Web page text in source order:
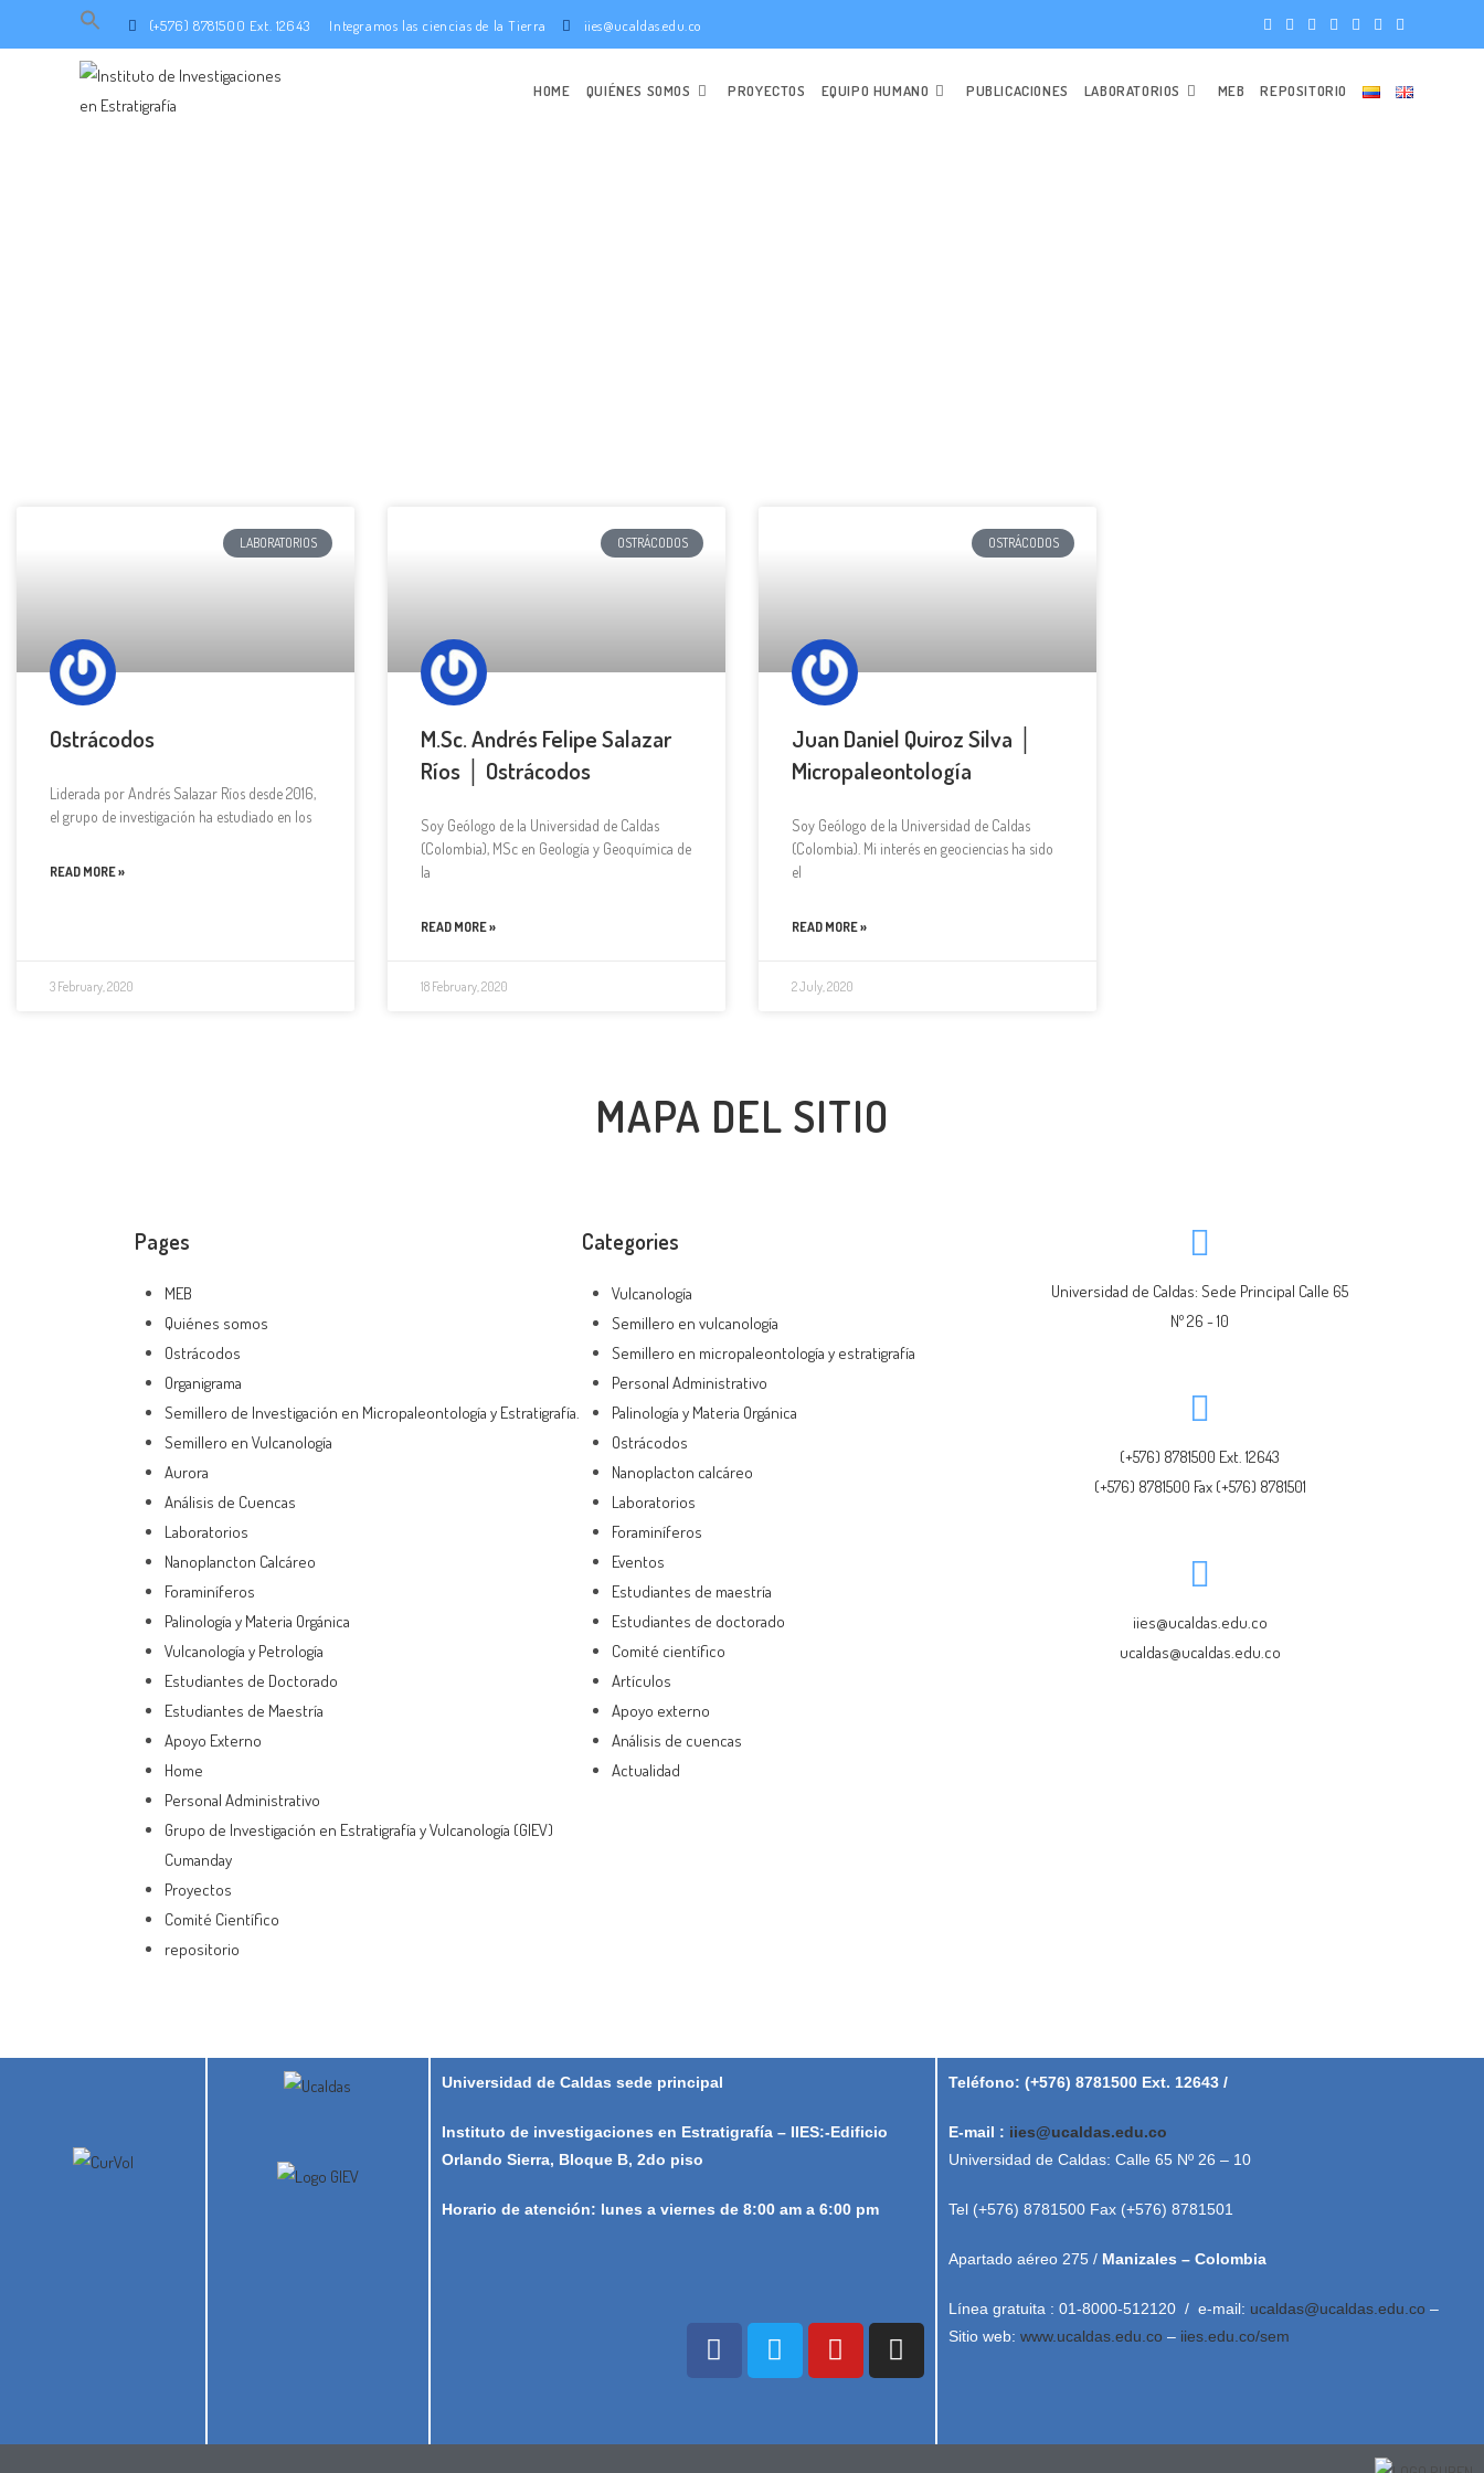
Search
(+576) 8781500 Ext. 12643 Integramos las ciencias de la Tierra iies@ucaldas.edu.co
HOME QUIÉNES SOMOS PROYECTOS EQUIPO HUMANO PUBLICACIONES LABORATORIOS MEB REPOSITORIO
LABORATORIOS
Ostrácodos
Liderada por Andrés Salazar Ríos desde 2016,
el grupo de investigación ha estudiado en los
READ MORE »
3 February, 2020
OSTRÁCODOS
M.Sc. Andrés Felipe Salazar
Ríos │ Ostrácodos
Soy Geólogo de la Universidad de Caldas
(Colombia), MSc en Geología y Geoquímica de
la
READ MORE »
18 February, 2020
OSTRÁCODOS
Juan Daniel Quiroz Silva │
Micropaleontología
Soy Geólogo de la Universidad de Caldas
(Colombia). Mi interés en geociencias ha sido
el
READ MORE »
2 July, 2020
MAPA DEL SITIO
Pages
MEB
Quiénes somos
Ostrácodos
Organigrama
Semillero de Investigación en Micropaleontología y Estratigrafía.
Semillero en Vulcanología
Aurora
Análisis de Cuencas
Laboratorios
Nanoplancton Calcáreo
Foraminíferos
Palinología y Materia Orgánica
Vulcanología y Petrología
Estudiantes de Doctorado
Estudiantes de Maestría
Apoyo Externo
Home
Personal Administrativo
Grupo de Investigación en Estratigrafía y Vulcanología (GIEV)
Cumanday
Proyectos
Comité Científico
repositorio
Categories
Vulcanología
Semillero en vulcanología
Semillero en micropaleontología y estratigrafía
Personal Administrativo
Palinología y Materia Orgánica
Ostrácodos
Nanoplacton calcáreo
Laboratorios
Foraminíferos
Eventos
Estudiantes de maestría
Estudiantes de doctorado
Comité científico
Artículos
Apoyo externo
Análisis de cuencas
Actualidad
Universidad de Caldas: Sede Principal Calle 65
Nº 26 - 10
(+576) 8781500 Ext. 12643
(+576) 8781500 Fax (+576) 8781501
iies@ucaldas.edu.co
ucaldas@ucaldas.edu.co
Universidad de Caldas sede principal
Instituto de investigaciones en Estratigrafía – IIES:-Edificio
Orlando Sierra, Bloque B, 2do piso
Horario de atención: lunes a viernes de 8:00 am a 6:00 pm
Teléfono: (+576) 8781500 Ext. 12643 /
E-mail : iies@ucaldas.edu.co
Universidad de Caldas: Calle 65 Nº 26 – 10
Tel (+576) 8781500 Fax (+576) 8781501
Apartado aéreo 275 / Manizales – Colombia
Línea gratuita : 01-8000-512120 / e-mail: ucaldas@ucaldas.edu.co –
Sitio web: www.ucaldas.edu.co – iies.edu.co/sem